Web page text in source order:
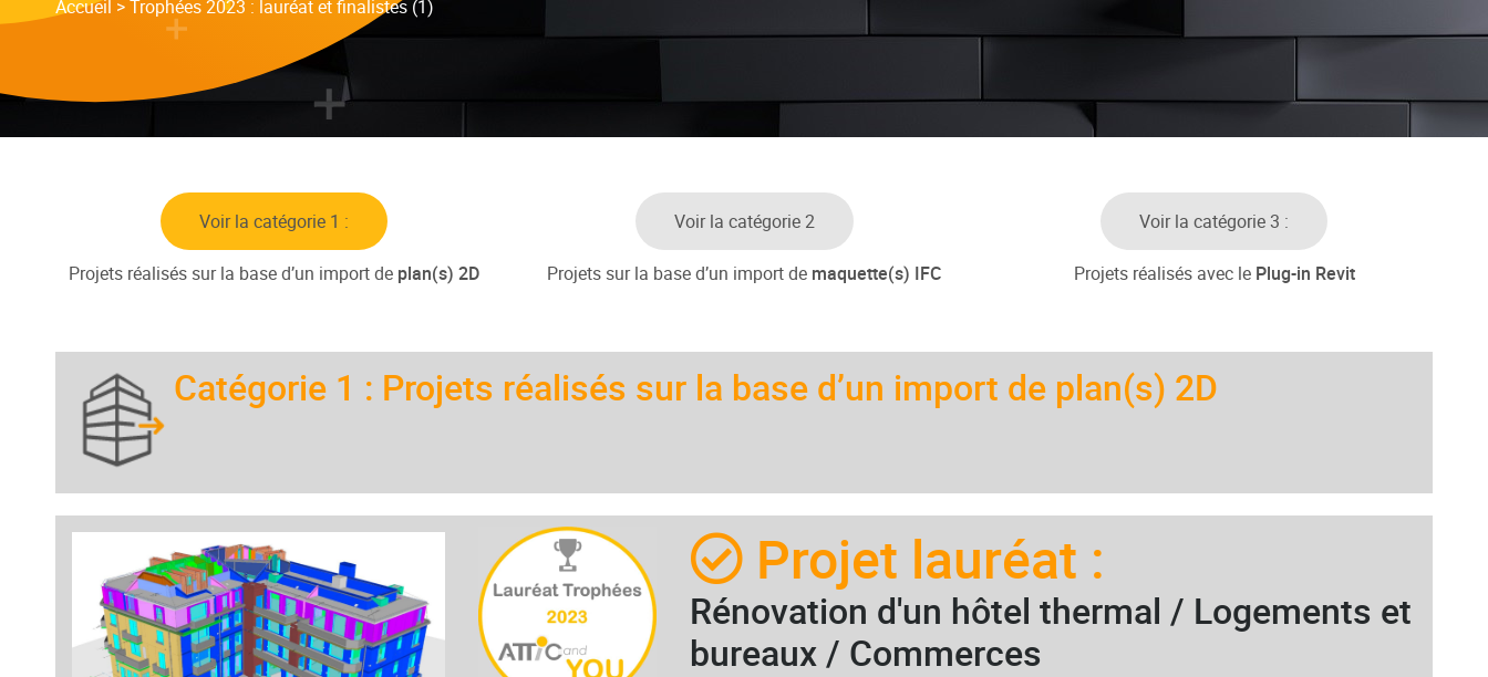
Accueil >Trophées 2023 : lauréat et finalistes (1)
Voir la catégorie 1 :
Projets réalisés sur la base d’un import de plan(s) 2D
Voir la catégorie 2
Projets sur la base d’un import de maquette(s) IFC
Voir la catégorie 3 :
Projets réalisés avec le Plug-in Revit
Catégorie 1 : Projets réalisés sur la base d’un import de plan(s) 2D
Projet lauréat :
Rénovation d'un hôtel thermal / Logements et
bureaux / Commerces